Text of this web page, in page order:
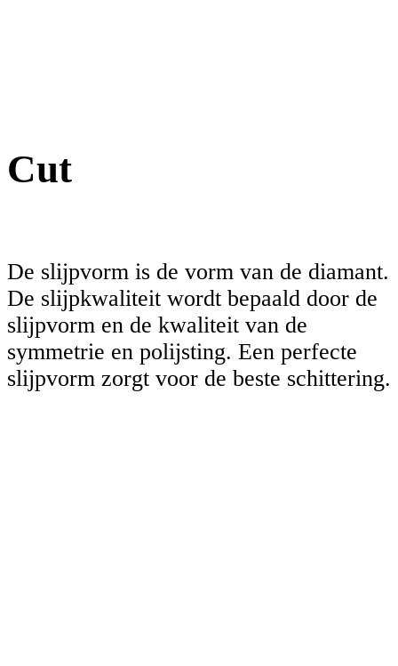
Cut
De slijpvorm is de vorm van de diamant.
De slijpkwaliteit wordt bepaald door de
slijpvorm en de kwaliteit van de
symmetrie en polijsting. Een perfecte
slijpvorm zorgt voor de beste schittering.